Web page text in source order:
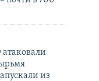
из